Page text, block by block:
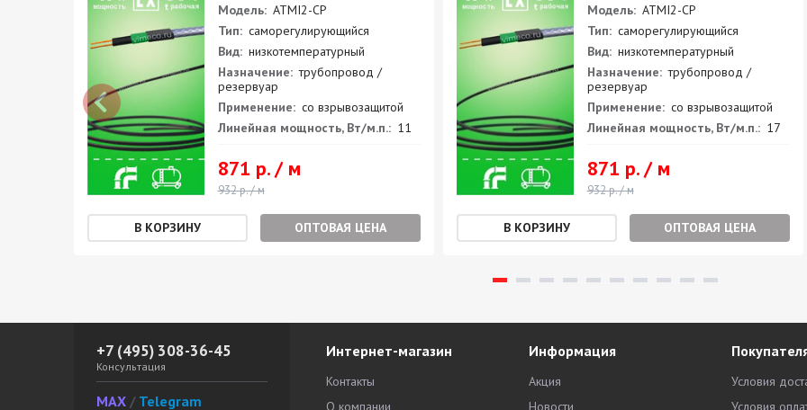
Модель: ATMI2-CP
Тип: саморегулирующийся
Вид: низкотемпературный
Назначение: трубопровод /
резервуар
Применение: со взрывозащитой
Линейная мощность, Вт/м.п.: 11
871 р. / м
932 р. / м
ОПТОВАЯ ЦЕНА
Модель: ATMI2-CP
Тип: саморегулирующийся
Вид: низкотемпературный
Назначение: трубопровод /
резервуар
Применение: со взрывозащитой
Линейная мощность, Вт/м.п.: 17
871 р. / м
932 р. / м
ОПТОВАЯ ЦЕНА
+7 (495) 308-36-45
Консультация
MAX / Telegram
Интернет-магазин
Контакты
О компании
Информация
Акция
Новости
Условия
Условия